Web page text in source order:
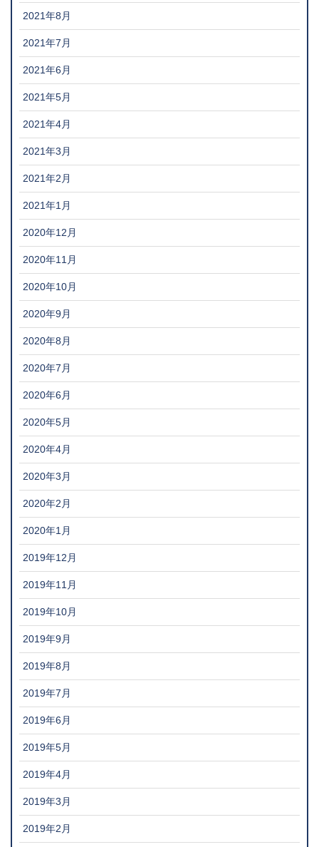
2021年8月
2021年7月
2021年6月
2021年5月
2021年4月
2021年3月
2021年2月
2021年1月
2020年12月
2020年11月
2020年10月
2020年9月
2020年8月
2020年7月
2020年6月
2020年5月
2020年4月
2020年3月
2020年2月
2020年1月
2019年12月
2019年11月
2019年10月
2019年9月
2019年8月
2019年7月
2019年6月
2019年5月
2019年4月
2019年3月
2019年2月